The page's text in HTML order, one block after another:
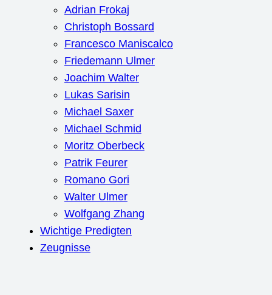
Adrian Frokaj
Christoph Bossard
Francesco Maniscalco
Friedemann Ulmer
Joachim Walter
Lukas Sarisin
Michael Saxer
Michael Schmid
Moritz Oberbeck
Patrik Feurer
Romano Gori
Walter Ulmer
Wolfgang Zhang
Wichtige Predigten
Zeugnisse